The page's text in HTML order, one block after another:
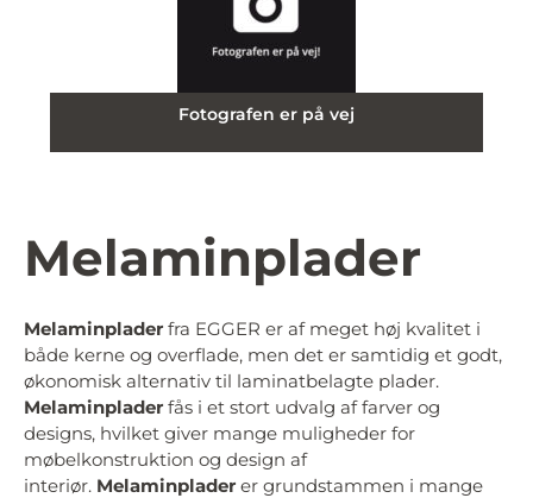
Fotografen er på vej
Melaminplader
Melaminplader fra EGGER er af meget høj kvalitet i
både kerne og overflade, men det er samtidig et godt,
økonomisk alternativ til laminatbelagte plader.
Melaminplader fås i et stort udvalg af farver og
designs, hvilket giver mange muligheder for
møbelkonstruktion og design af
interiør. Melaminplader er grundstammen i mange